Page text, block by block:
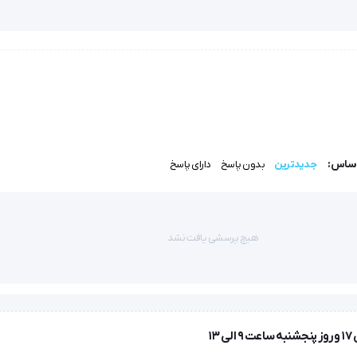
دما را در سه سطح کم، متوسط و زیاد توسط کنترلر دیجیتال تنظیم نماید.
جدیدترین بدون پاسخ دارای پاسخ
هیچ پرسشی یافت نشد